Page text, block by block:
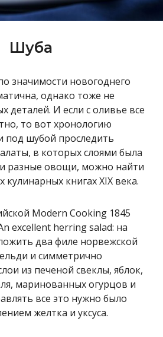
Шуба
значимости новогоднего
однако тоже не
деталей. И если с оливье все
то вот хронологию
под шубой проследить
в которых слоями была
разные овощи, можно найти
книгах XIX века.
Modern Cooking 1845
excellent herring salad: на
два филе норвежской
и симметрично
из печеной свеклы, яблок,
маринованных огурцов и
все это нужно было
желтка и уксуса.